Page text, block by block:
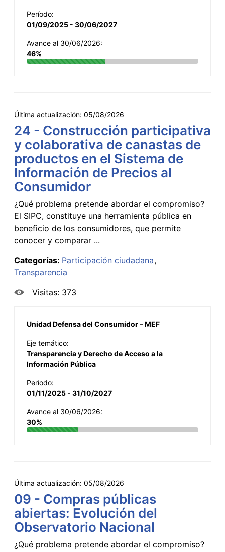
Período:
01/09/2025 - 30/06/2027
Avance al 30/06/2026:
46%
Última actualización: 05/08/2026
24 - Construcción participativa
y colaborativa de canastas de
productos en el Sistema de
Información de Precios al
Consumidor
¿Qué problema pretende abordar el compromiso?
El SIPC, constituye una herramienta pública en
beneficio de los consumidores, que permite
conocer y comparar ...
Categorías: Participación ciudadana
Transparencia
Visitas: 373
Unidad Defensa del Consumidor – MEF
Eje temático:
Transparencia y Derecho de Acceso a la
Información Pública
Período:
01/11/2025 - 31/10/2027
Avance al 30/06/2026:
30%
Última actualización: 05/08/2026
09 - Compras públicas
abiertas: Evolución del
Observatorio Nacional
¿Qué problema pretende abordar el compromiso?